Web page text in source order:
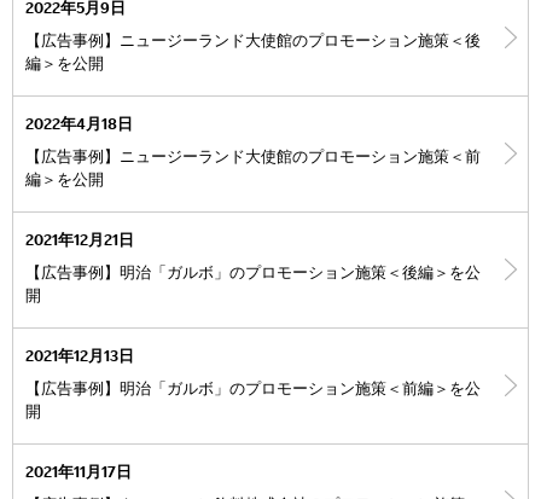
2022年5月9日
【広告事例】ニュージーランド大使館のプロモーション施策＜後
編＞を公開
2022年4月18日
【広告事例】ニュージーランド大使館のプロモーション施策＜前
編＞を公開
2021年12月21日
【広告事例】明治「ガルボ」のプロモーション施策＜後編＞を公
開
2021年12月13日
【広告事例】明治「ガルボ」のプロモーション施策＜前編＞を公
開
2021年11月17日